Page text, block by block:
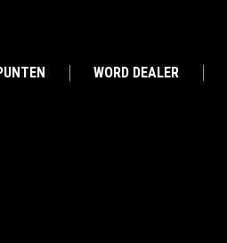
WORD DEALER